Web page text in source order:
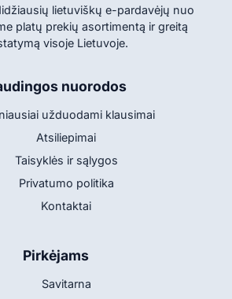
lietuviškų e-pardavėjų nuo
platų prekių asortimentą ir greitą
visoje Lietuvoje.
nuorodos
užduodami klausimai
Atsiliepimai
Taisyklės ir sąlygos
Privatumo politika
Kontaktai
Pirkėjams
Savitarna